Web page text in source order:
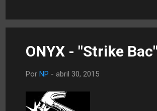
ONYX - "Strike
Por NP - abril 30, 2015